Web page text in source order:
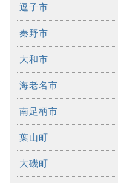
逗子市
秦野市
大和市
海老名市
南足柄市
葉山町
大磯町